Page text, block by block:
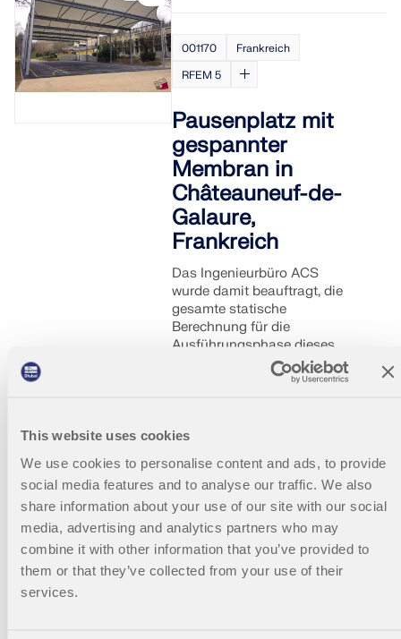
This website uses cookies
We use cookies to personalise content and ads, to provide
social media features and to analyse our traffic. We also
share information about your use of our site with our social
media, advertising and analytics partners who may
combine it with other information that you’ve provided to
them or that they’ve collected from your use of their
services.
001170
Frankreich
RFEM 5
Pausenplatz mit
gespannter
Membran in
Châteauneuf-de-
Galaure,
Frankreich
Das Ingenieurbüro ACS
wurde damit beauftragt, die
gesamte statische
Berechnung für die
Ausführungsphase dieses
Projekts durchzuführen
(Membran und Rahmen).
001171 Frankreich RFEM 5
Gespanntes
Membrandach